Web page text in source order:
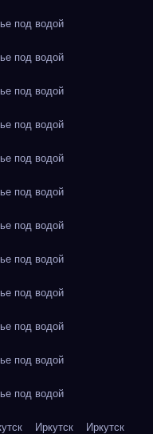
под водой
под водой
под водой
под водой
под водой
под водой
под водой
под водой
под водой
под водой
под водой
под водой
Иркутск Иркутск